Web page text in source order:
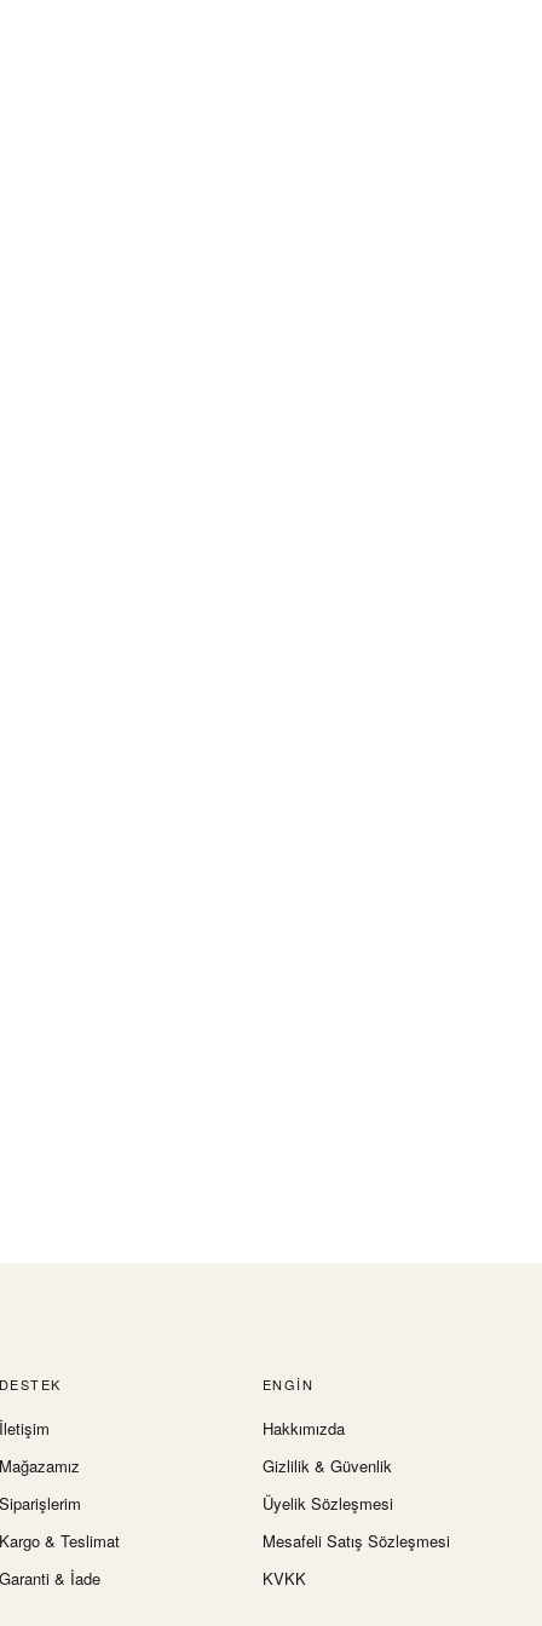
DESTEK
İletişim
Mağazamız
Siparişlerim
Kargo & Teslimat
Garanti & İade
ENGIN
Hakkımızda
Gizlilik & Güvenlik
Üyelik Sözleşmesi
Mesafeli Satış Sözleşmesi
KVKK